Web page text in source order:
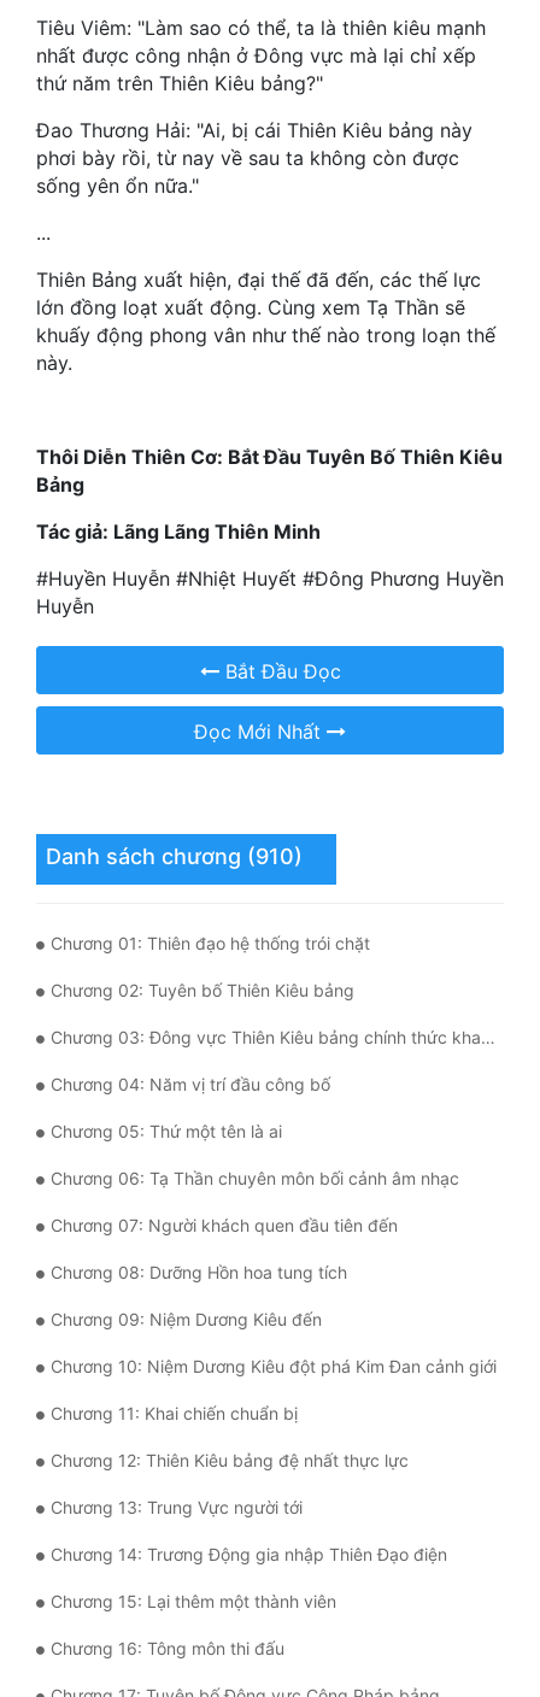
Huyền Ảo
Hài Hước
Hệ Thống
Học Đường
Khoa Huyễn Không Gian
Kinh Dị
Kiếm Hiệp
Kỳ Ảo
Làm Giàu
Lịch Sử
Mạt Thế
Mỹ Thực
Ngược
Nữ Phụ
Phong Thủy - Tâm Linh
Phương Tây
Phản Phái
Quan Trường
Tiêu Viêm: "Làm sao có thể, ta là thiên kiêu mạnh
nhất được công nhận ở Đông vực mà lại chỉ xếp
thứ năm trên Thiên Kiêu bảng?"
Đao Thương Hải: "Ai, bị cái Thiên Kiêu bảng này
phơi bày rồi, từ nay về sau ta không còn được
sống yên ổn nữa."
...
Thiên Bảng xuất hiện, đại thế đã đến, các thế lực
lớn đồng loạt xuất động. Cùng xem Tạ Thần sẽ
khuấy động phong vân như thế nào trong loạn thế
này.
Thôi Diễn Thiên Cơ: Bắt Đầu Tuyên Bố Thiên Kiêu
Bảng
Tác giả: Lãng Lãng Thiên Minh
#Huyền Huyễn #Nhiệt Huyết #Đông Phương Huyền
Huyễn
Bắt Đầu Đọc
Đọc Mới Nhất
Danh sách chương (910)
Chương 01: Thiên đạo hệ thống trói chặt
Chương 02: Tuyên bố Thiên Kiêu bảng
Chương 03: Đông vực Thiên Kiêu bảng chính thức khai bảng
Chương 04: Năm vị trí đầu công bố
Chương 05: Thứ một tên là ai
Chương 06: Tạ Thần chuyên môn bối cảnh âm nhạc
Chương 07: Người khách quen đầu tiên đến
Chương 08: Dưỡng Hồn hoa tung tích
Chương 09: Niệm Dương Kiêu đến
Chương 10: Niệm Dương Kiêu đột phá Kim Đan cảnh giới
Chương 11: Khai chiến chuẩn bị
Chương 12: Thiên Kiêu bảng đệ nhất thực lực
Chương 13: Trung Vực người tới
Chương 14: Trương Động gia nhập Thiên Đạo điện
Chương 15: Lại thêm một thành viên
Chương 16: Tông môn thi đấu